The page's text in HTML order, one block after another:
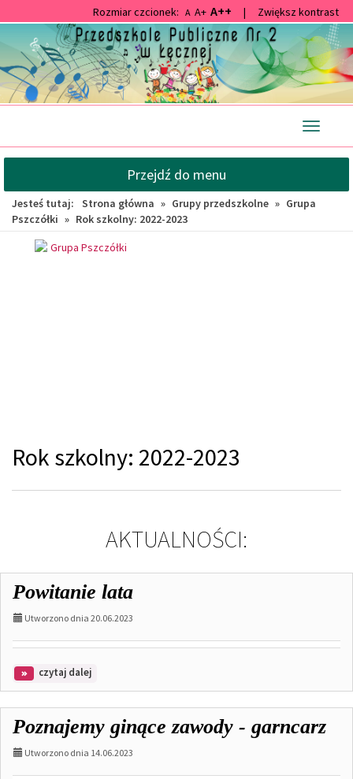
głównej
treści
wyszukiwarki
Rozmiar czcionek: A A+ A++ | Zwiększ kontrast
Przełącz
Przejdź do menu
Jesteś tutaj: Strona główna » Grupy przedszkolne » Grupa
Pszczółki » Rok szkolny: 2022-2023
Rok szkolny: 2022-2023
AKTUALNOŚCI:
Powitanie lata
Utworzono dnia 20.06.2023
czytaj dalej
Poznajemy ginące zawody - garncarz
Utworzono dnia 14.06.2023